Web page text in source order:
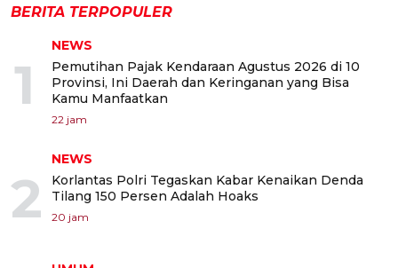
BERITA TERPOPULER
1
NEWS
Pemutihan Pajak Kendaraan Agustus 2026 di 10
Provinsi, Ini Daerah dan Keringanan yang Bisa
Kamu Manfaatkan
22 jam
2
NEWS
Korlantas Polri Tegaskan Kabar Kenaikan Denda
Tilang 150 Persen Adalah Hoaks
20 jam